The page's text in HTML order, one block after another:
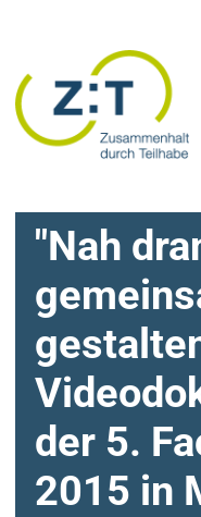
"Nah
der 5.
2015 in